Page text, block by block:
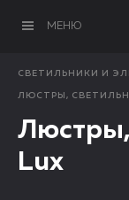
МЕНЮ
СВЕТИЛЬНИКИ И
ЛЮСТРЫ,
Люстры,
Lux